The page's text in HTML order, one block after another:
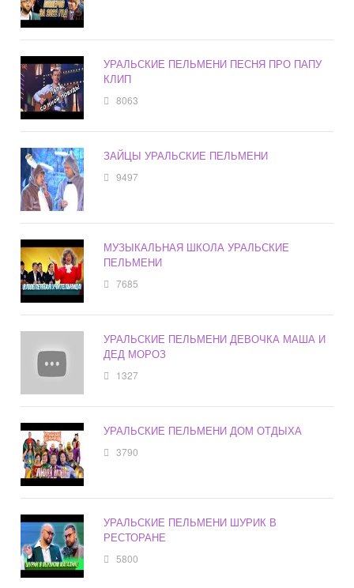
УРАЛЬСКИЕ ПЕЛЬМЕНИ ПЕСНЯ ПРО ПАПУ
КЛИП
8063
ЗАЙЦЫ УРАЛЬСКИЕ ПЕЛЬМЕНИ
9497
МУЗЫКАЛЬНАЯ ШКОЛА УРАЛЬСКИЕ
ПЕЛЬМЕНИ
7685
УРАЛЬСКИЕ ПЕЛЬМЕНИ ДЕВОЧКА МАША И
ДЕД МОРОЗ
1327
УРАЛЬСКИЕ ПЕЛЬМЕНИ ДОМ ОТДЫХА
3790
УРАЛЬСКИЕ ПЕЛЬМЕНИ ШУРИК В
РЕСТОРАНЕ
5800